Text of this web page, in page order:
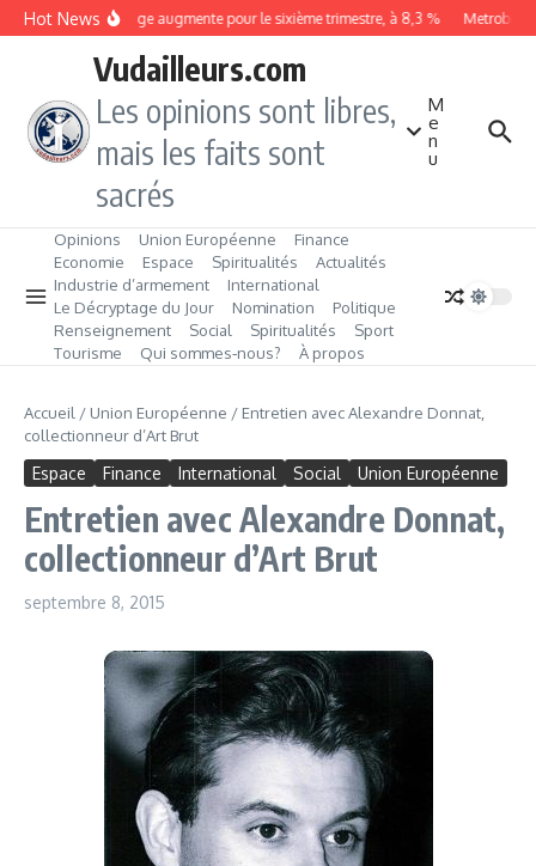
Aller au contenu
Hot NewsLe chômage augmente pour le sixième trimestre, à 8,3 % Metrobus
Vudailleurs.com
Les opinions sont libres,
mais les faits sont
sacrés
M
e
n
u
Opinions Union Européenne
Finance
Economie
Espace Spiritualités
Actualités
Industrie d’armement
International
Le Décryptage du Jour
Nomination
Politique
Renseignement
Social Spiritualités
Sport
Tourisme
Qui sommes‑nous? À propos
Accueil / Union Européenne / Entretien avec Alexandre Donnat,
collectionneur d’Art Brut
Espace Finance International Social Union Européenne
Entretien avec Alexandre Donnat,
collectionneur d’Art Brut
septembre 8, 2015